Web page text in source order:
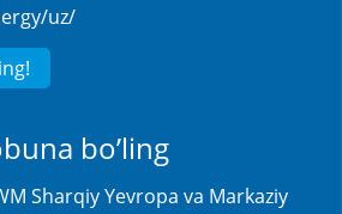
uz/
bo’ling
Sharqiy Yevropa va Markaziy